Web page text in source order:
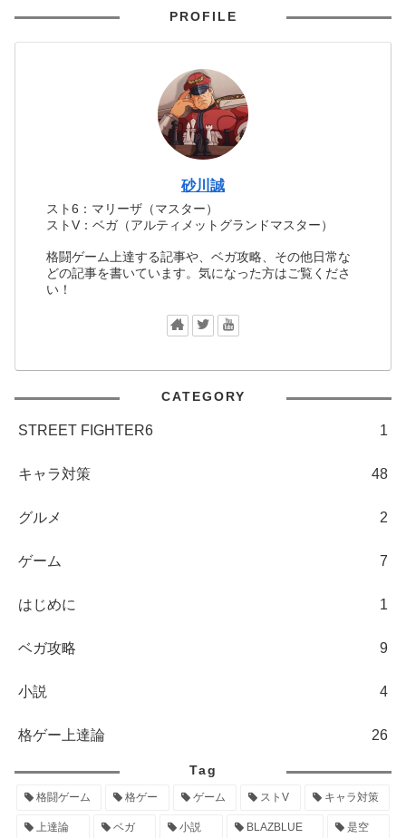
PROFILE
砂川誠
スト6：マリーザ（マスター）
ストV：ベガ（アルティメットグランドマスター）
格闘ゲーム上達する記事や、ベガ攻略、その他日常な
どの記事を書いています。気になった方はご覧くださ
い！
CATEGORY
STREET FIGHTER6 1
キャラ対策 48
グルメ 2
ゲーム 7
はじめに 1
ベガ攻略 9
小説 4
格ゲー上達論 26
Tag
格闘ゲーム 格ゲー ゲーム ストV キャラ対策
上達論 ベガ 小説 BLAZBLUE 是空